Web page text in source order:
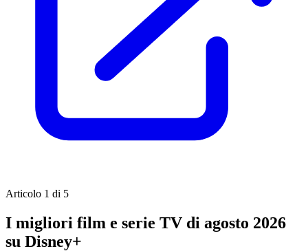
Articolo 1 di 5
I migliori film e serie TV di agosto 2026
su Disney+